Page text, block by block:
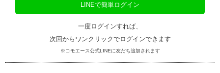
LINEで簡単ログイン
一度ログインすれば、
次回からワンクリックでログインできます
※コモエース公式LINEに友だち追加されます